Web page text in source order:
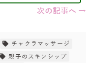
次の記事へ →
チャクラマッサージ
親子のスキンシップ